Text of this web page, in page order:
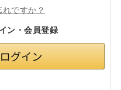
ですか？
ン・会員登録